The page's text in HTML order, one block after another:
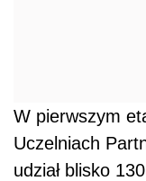
W pierwszym
Uczelniach
udział blisko